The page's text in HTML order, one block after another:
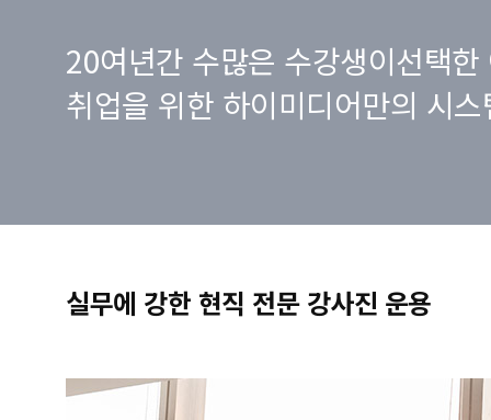
20여년간 수많은 수강생이선택한
취업을 위한 하이미디어만의 시
실무에 강한 현직 전문 강사진 운용